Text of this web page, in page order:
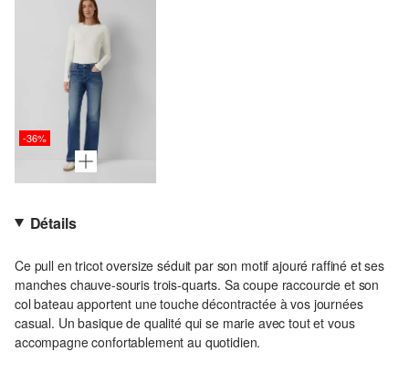
-36%
Détails
Ce pull en tricot oversize séduit par son motif ajouré raffiné et ses
manches chauve-souris trois-quarts. Sa coupe raccourcie et son
col bateau apportent une touche décontractée à vos journées
casual. Un basique de qualité qui se marie avec tout et vous
accompagne confortablement au quotidien.